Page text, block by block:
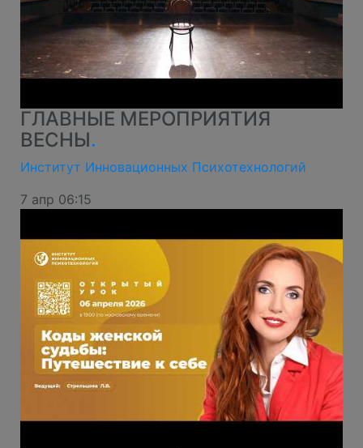
ГЛАВНЫЕ МЕРОПРИЯТИЯ
ВЕСНЫ.
Институт Инновационных Психотехнологий
7 апр 06:15